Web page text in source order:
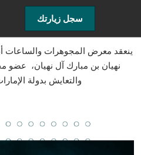
سجل زيارتك
ينعقد معرض المجوهرات والساعات
نهيان بن مبارك آل نهيان، عضو
والتعايش بدولة